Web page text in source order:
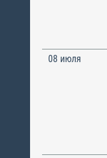
08 июля